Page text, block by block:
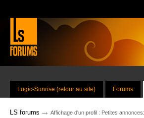
Logic-Sunrise (retour au site) Forums
LS forums → Affichage d'un profil : Petites